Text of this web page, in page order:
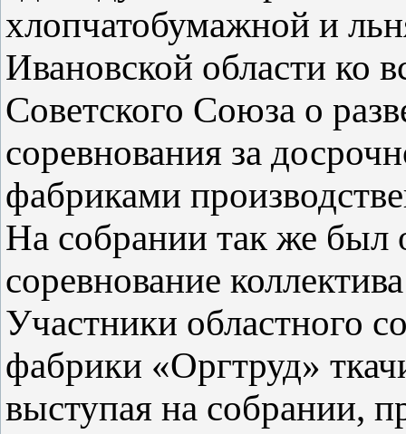
хлопчатобумажной и
Ивановской области ко
Советского Союза о
соревнования за
фабриками
На собрании так же был
соревнование
Участники областного
фабрики «Оргтруд»
выступая на собрании,